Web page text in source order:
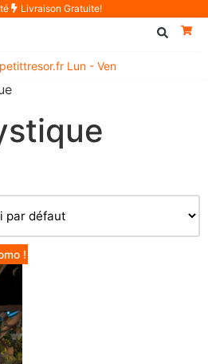
Livraison Gratuite!
Lun - Ven
!